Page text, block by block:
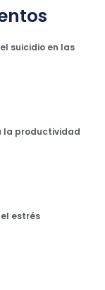
suicidio en las
la productividad
estrés